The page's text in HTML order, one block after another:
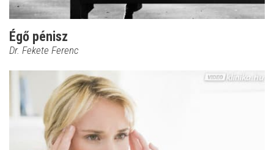
Égő pénisz
Dr. Fekete Ferenc